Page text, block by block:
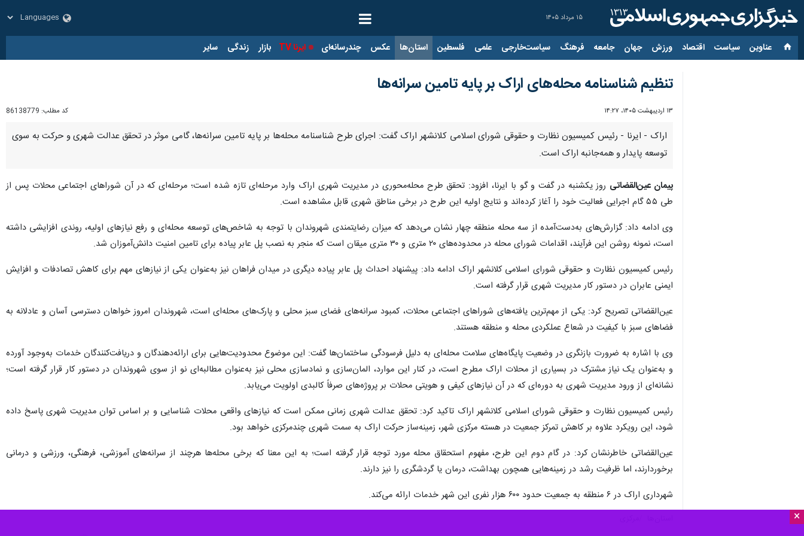
۱۵ مرداد ۱۴۰۵
عناوین‌ سیاست اقتصاد ورزش جهان جامعه فرهنگ سیاست‌خارجی علمی فلسطین استان‌ها عکس چندرسانه‌ای ایرنا TV بازار زندگی سایر
×
تنظیم شناسنامه محله‌های اراک بر پایه تامین سرانه‌ها
۱۳ اردیبهشت ۱۴۰۵، ۱۴:۲۷ کد مطلب: 86138779
اراک - ایرنا - رئیس کمیسیون نظارت و حقوقی شورای اسلامی کلانشهر اراک گفت: اجرای طرح شناسنامه محله‌ها بر پایه تامین سرانه‌ها، گامی موثر در تحقق عدالت شهری و حرکت به سوی
توسعه پایدار و همه‌جانبه اراک است.
پیمان عین‌القضاتی روز یکشنبه در گفت و گو با ایرنا، افزود: تحقق طرح محله‌محوری در مدیریت شهری اراک وارد مرحله‌ای تازه شده است؛ مرحله‌ای که در آن شوراهای اجتماعی محلات پس از
طی ۵۵ گام اجرایی فعالیت خود را آغاز کرده‌اند و نتایج اولیه این طرح در برخی مناطق شهری قابل مشاهده است.
وی ادامه داد: گزارش‌های به‌دست‌آمده از سه محله منطقه چهار نشان می‌دهد که میزان رضایتمندی شهروندان با توجه به شاخص‌های توسعه محله‌ای و رفع نیازهای اولیه، روندی افزایشی داشته
است، نمونه روشن این فرآیند، اقدامات شورای محله در محدوده‌های ۲۰ متری و ۳۰ متری میقان است که منجر به نصب پل عابر پیاده برای تامین امنیت دانش‌آموزان شد.
رئیس کمیسیون نظارت و حقوقی شورای اسلامی کلانشهر اراک ادامه داد: پیشنهاد احداث پل عابر پیاده دیگری در میدان فراهان نیز به‌عنوان یکی از نیازهای مهم برای کاهش تصادفات و افزایش
ایمنی عابران در دستور کار مدیریت شهری قرار گرفته است.
عین‌القضاتی تصریح کرد: یکی از مهم‌ترین یافته‌های شوراهای اجتماعی محلات، کمبود سرانه‌های فضای سبز محلی و پارک‌های محله‌ای است، شهروندان امروز خواهان دسترسی آسان و عادلانه به
فضاهای سبز با کیفیت در شعاع عملکردی محله و منطقه هستند.
وی با اشاره به ضرورت بازنگری در وضعیت پایگاه‌های سلامت محله‌ای به دلیل فرسودگی ساختمان‌ها گفت: این موضوع محدودیت‌هایی برای ارائه‌دهندگان و دریافت‌کنندگان خدمات به‌وجود آورده
و به‌عنوان یک نیاز مشترک در بسیاری از محلات اراک مطرح است، در کنار این موارد، المان‌سازی و نمادسازی محلی نیز به‌عنوان مطالبه‌ای نو از سوی شهروندان در دستور کار قرار گرفته است؛
نشانه‌ای از ورود مدیریت شهری به دوره‌ای که در آن نیازهای کیفی و هویتی محلات بر پروژه‌های صرفاً کالبدی اولویت می‌یابد.
رئیس کمیسیون نظارت و حقوقی شورای اسلامی کلانشهر اراک تاکید کرد: تحقق عدالت شهری زمانی ممکن است که نیازهای واقعی محلات شناسایی و بر اساس توان مدیریت شهری پاسخ داده
شود، این رویکرد علاوه بر کاهش تمرکز جمعیت در هسته مرکزی شهر، زمینه‌ساز حرکت اراک به سمت شهری چندمرکزی خواهد بود.
عین‌القضاتی خاطرنشان کرد: در گام دوم این طرح، مفهوم استحقاق محله مورد توجه قرار گرفته است؛ به این معنا که برخی محله‌ها هرچند از سرانه‌های آموزشی، فرهنگی، ورزشی و درمانی
برخوردارند، اما ظرفیت رشد در زمینه‌هایی همچون بهداشت، درمان یا گردشگری را نیز دارند.
شهرداری اراک در ۶ منطقه به جمعیت حدود ۶۰۰ هزار نفری این شهر خدمات ارائه می‌کند.